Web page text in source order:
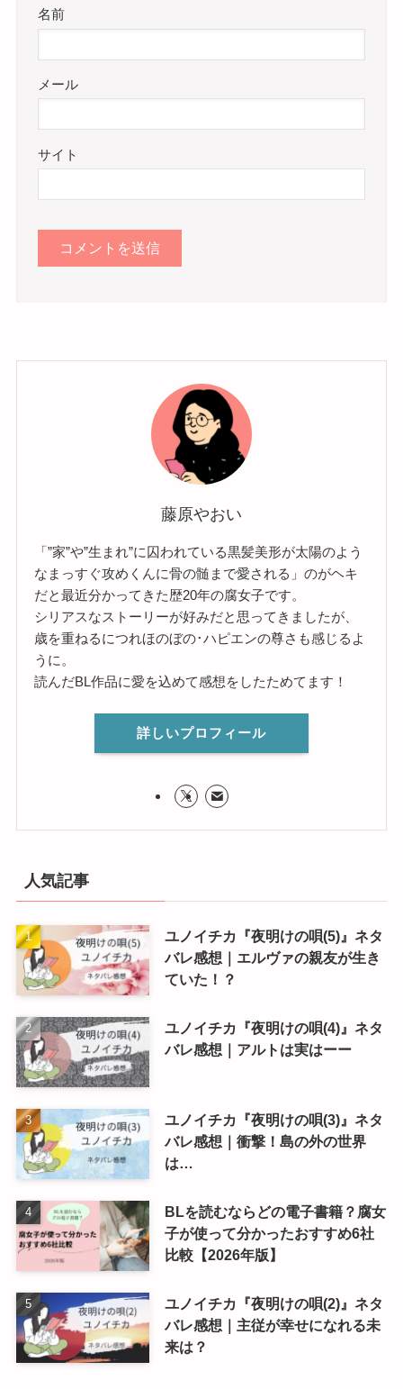
名前
メール
サイト
藤原やおい
「”家”や”生まれ”に囚われている黒髪美形が太陽のよう
なまっすぐ攻めくんに骨の髄まで愛される」のがヘキ
だと最近分かってきた歴20年の腐女子です。
シリアスなストーリーが好みだと思ってきましたが、
歳を重ねるにつれほのぼの･ハピエンの尊さも感じるよ
うに。
読んだBL作品に愛を込めて感想をしたためてます！
詳しいプロフィール
人気記事
ユノイチカ『夜明けの唄(5)』ネタ
バレ感想｜エルヴァの親友が生き
ていた！？
ユノイチカ『夜明けの唄(4)』ネタ
バレ感想｜アルトは実はーー
ユノイチカ『夜明けの唄(3)』ネタ
バレ感想｜衝撃！島の外の世界
は…
BLを読むならどの電子書籍？腐女
子が使って分かったおすすめ6社
比較【2026年版】
ユノイチカ『夜明けの唄(2)』ネタ
バレ感想｜主従が幸せになれる未
来は？